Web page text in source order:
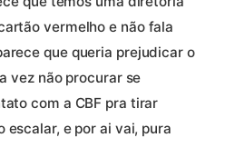
vermelho e não fala
que queria prejudicar o
vez não procurar se
com a CBF pra tirar
escalar, e por ai vai, pura